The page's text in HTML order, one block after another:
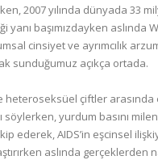
2007 yılında dünyada 33
başımızdayken aslında
cinsiyet ve ayrımcılık
sunduğumuz açıkça ortada.
heteroseksüel çiftler arasında
söylerken, yurdum basını
ederek, AIDS’in eşcinsel
aslında gerçeklerden